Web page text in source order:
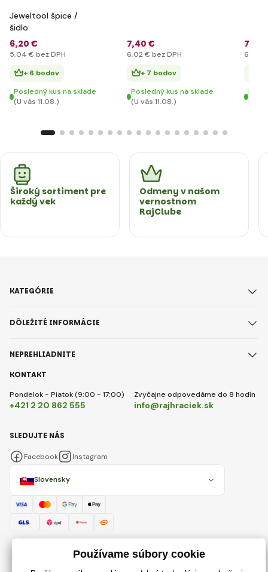
Jeweltool špice /
šidlo
6,20 €
5,04 € bez DPH
+ 6 bodov
Posledný kus na sklade
(U vás 11.08.)
7,40 €
6,02 € bez DPH
+ 7 bodov
Posledný kus na sklade
(U vás 11.08.)
7
6
(U
Široký sortiment pre
každý vek
Odmeny v našom
vernostnom
RajClube
KONTAKT
Pondelok - Piatok (9:00 - 17:00)
+421 2 20 862 555
Zvyčajne odpovedáme do 8 hodín
info@rajhraciek.sk
KATEGÓRIE
DÔLEŽITÉ INFORMÁCIE
NEPREHLIADNITE
Slovensky
SLEDUJTE NÁS
Facebook Instagram